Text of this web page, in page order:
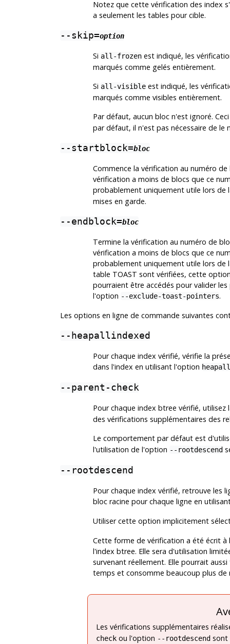
Notez que cette vérification des index
a seulement les tables pour cible.
--skip=option
Si all-frozenest indiqué, les
marqués comme gelés entièrement.
Si all-visibleest indiqué, les
marqués comme visibles entièrement.
Par défaut, aucun bloc n'est ignoré.
par défaut, il n'est pas nécessaire de le
--startblock=bloc
Commence la vérification au numéro
vérification a moins de blocs que ce
probablement uniquement utile lors de
mises en garde.
--endblock=bloc
Termine la vérification au numéro de
vérification a moins de blocs que ce
probablement uniquement utile lors de
table TOAST sont vérifiées, cette
pourraient être accédés pour valider
l'option --exclude-toast-pointers.
Les options en ligne de commande suivantes
--heapallindexed
Pour chaque index vérifié, vérifie la
dans l'index en utilisant l'option
--parent-check
Pour chaque index btree vérifié,
des vérifications supplémentaires des
Le comportement par défaut est
l'utilisation de l'option --rootdescend
--rootdescend
Pour chaque index vérifié, retrouve les
bloc racine pour chaque ligne en
Utiliser cette option implicitement
Cette forme de vérification a été écrit
l'index btree. Elle sera d'utilisation
survenant réellement. Elle pourrait
temps et consomme beaucoup plus de
Les vérifications supplémentaires
check ou l'option --rootdescend sont